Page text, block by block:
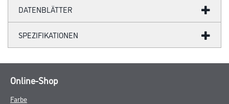
DATENBLÄTTER
SPEZIFIKATIONEN
Online-Shop
Farbe